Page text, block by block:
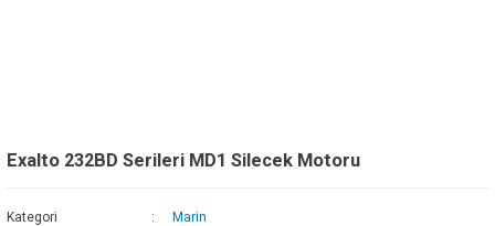
Exalto 232BD Serileri MD1 Silecek Motoru
Kategori Marin